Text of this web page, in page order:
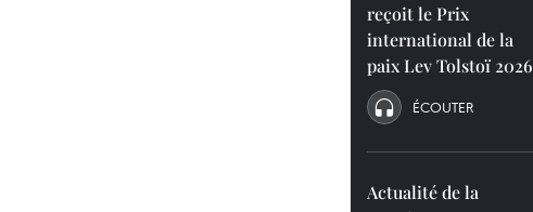
reçoit le Prix
international de la
paix Lev Tolstoï 2026
ÉCOUTER
Actualité de la